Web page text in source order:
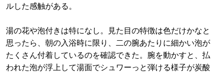
ルした感触がある。
湯の花や泡付きは特になし。見た目の特徴は色だけかなと
思ったら、朝の入浴時に限り、二の腕あたりに細かい泡が
たくさん付着しているのを確認できた。腕を動かすと、払
われた泡が浮上して湯面でシュワーっと弾ける様子が炭酸